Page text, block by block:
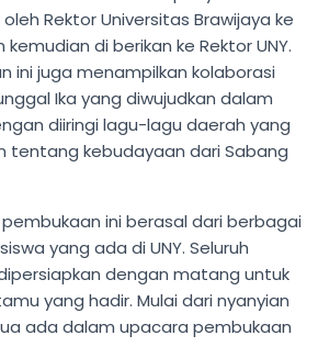
oleh Rektor Universitas Brawijaya ke
di berikan ke Rektor UNY.
ini juga menampilkan kolaborasi
Ika yang diwujudkan dalam
diiringi lagu-lagu daerah yang
tentang kebudayaan dari Sabang
ini berasal dari berbagai
yang ada di UNY. Seluruh
dengan matang untuk
yang hadir. Mulai dari nyanyian
ada dalam upacara pembukaan